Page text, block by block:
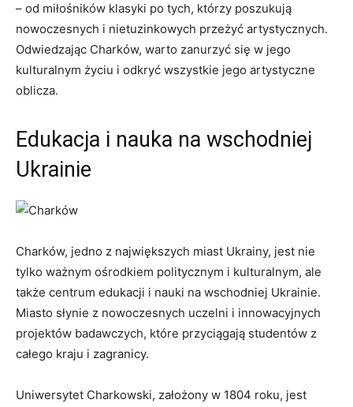
– ⁤od‌ miłośników ​klasyki po tych, którzy poszukują
nowoczesnych i nietuzinkowych przeżyć artystycznych.
Odwiedzając Charków, warto zanurzyć się w jego
kulturalnym życiu​ i odkryć wszystkie jego artystyczne
oblicza.
Edukacja i nauka na wschodniej
Ukrainie
Charków, jedno z największych miast Ukrainy, jest nie
tylko ⁣ważnym ośrodkiem politycznym i kulturalnym,⁢ ale
także centrum edukacji i nauki na wschodniej Ukrainie.‍
Miasto słynie z nowoczesnych uczelni i innowacyjnych‍
projektów badawczych, które przyciągają studentów z
całego kraju i zagranicy.
Uniwersytet Charkowski, założony⁢ w⁢ 1804 ‍roku, jest